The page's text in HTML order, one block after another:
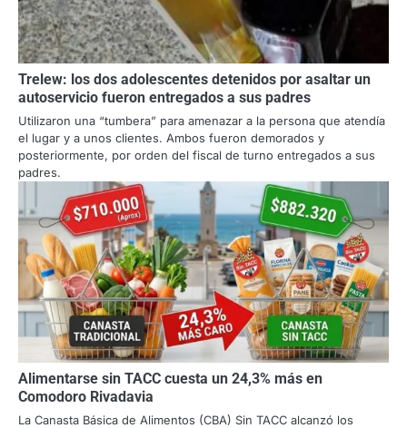
Trelew: los dos adolescentes detenidos por asaltar un
autoservicio fueron entregados a sus padres
Utilizaron una “tumbera” para amenazar a la persona que atendía
el lugar y a unos clientes. Ambos fueron demorados y
posteriormente, por orden del fiscal de turno entregados a sus
padres.
Alimentarse sin TACC cuesta un 24,3% más en
Comodoro Rivadavia
La Canasta Básica de Alimentos (CBA) Sin TACC alcanzó los